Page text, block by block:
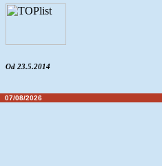
Od 23.5.2014
07/08/2026